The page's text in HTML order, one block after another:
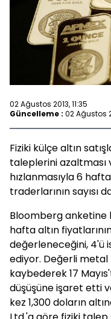
02 Ağustos 2013, 11:35
Güncelleme : 02 Ağustos
Fiziki külçe altın
taleplerini azaltması
hızlanmasıyla 6
traderlarının sayısı
Bloomberg anketine
hafta altın
değerleneceğini, 4'ü
ediyor. Değerli metal
kaybederek 17
düşüşüne işaret etti
kez 1,300 doların